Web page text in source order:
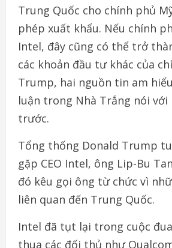
Trung Quốc cho chính phủ
phép xuất khẩu. Nếu chính
Intel, đây cũng có thể trở
các khoản đầu tư khác của
Trump, hai nguồn tin am
luận trong Nhà Trắng nói với
trước.
Tổng thống Donald Trump
gặp CEO Intel, ông Lip-Bu
đó kêu gọi ông từ chức vì
liên quan đến Trung Quốc.
Intel đã tụt lại trong cuộc
thua các đối thủ như